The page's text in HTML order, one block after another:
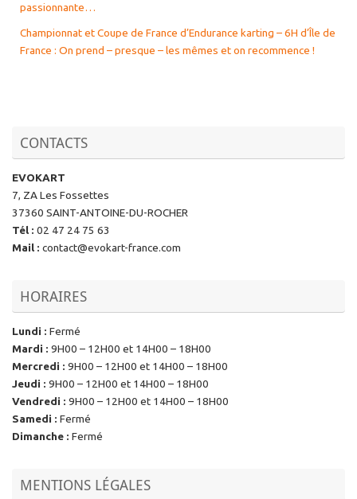
passionnante…
Championnat et Coupe de France d’Endurance karting – 6H d’Île de
France : On prend – presque – les mêmes et on recommence !
CONTACTS
EVOKART
7, ZA Les Fossettes
37360 SAINT-ANTOINE-DU-ROCHER
Tél : 02 47 24 75 63
Mail : contact@evokart-france.com
HORAIRES
Lundi : Fermé
Mardi : 9H00 – 12H00 et 14H00 – 18H00
Mercredi : 9H00 – 12H00 et 14H00 – 18H00
Jeudi : 9H00 – 12H00 et 14H00 – 18H00
Vendredi : 9H00 – 12H00 et 14H00 – 18H00
Samedi : Fermé
Dimanche : Fermé
MENTIONS LÉGALES